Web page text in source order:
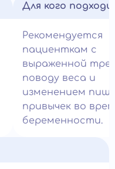
Для кого
Рекомендуется
пациенткам с
выраженной
поводу веса и
изменением
привычек во
беременности.